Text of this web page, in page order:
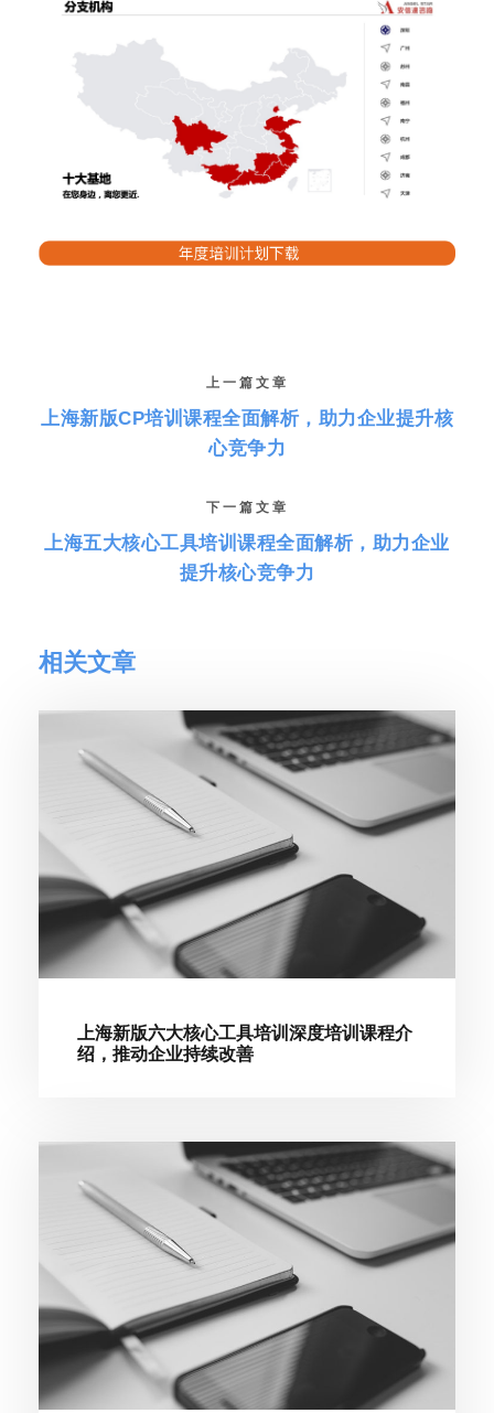
上一篇文章
上海新版CP培训课程全面解析，助力企业提升核
心竞争力
下一篇文章
上海五大核心工具培训课程全面解析，助力企业
提升核心竞争力
相关文章
上海新版六大核心工具培训深度培训课程介
绍，推动企业持续改善